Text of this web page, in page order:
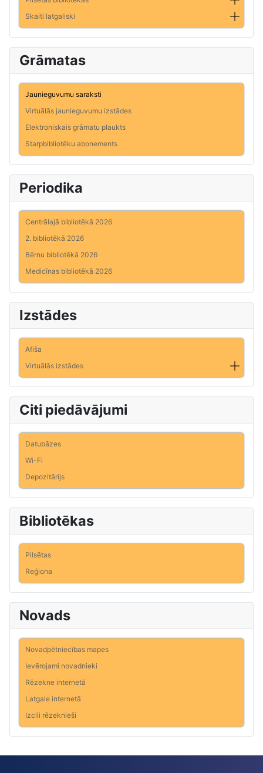
Skaiti latgaliski
Grāmatas
Jaunieguvumu saraksti
Virtuālās jaunieguvumu izstādes
Elektroniskais grāmatu plaukts
Starpbibliotēku abonements
Periodika
Centrālajā bibliotēkā 2026
2. bibliotēkā 2026
Bērnu bibliotēkā 2026
Medicīnas bibliotēkā 2026
Izstādes
Afiša
Virtuālās izstādes
Citi piedāvājumi
Datubāzes
Wi-Fi
Depozitārijs
Bibliotēkas
Pilsētas
Reģiona
Novads
Novadpētniecības mapes
Ievērojami novadnieki
Rēzekne internetā
Latgale internetā
Izcili rēzeknieši